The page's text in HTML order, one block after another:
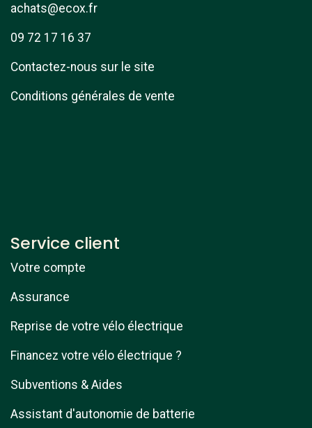
achats@ecox.fr
09 72 17 16 37
Contactez-nous sur le site
Conditions générales de vente
Service client
Votre compte
Assurance
Reprise de votre vélo électrique
Financez votre vélo électrique ?
Subventions & Aides
Assistant d'autonomie de batterie